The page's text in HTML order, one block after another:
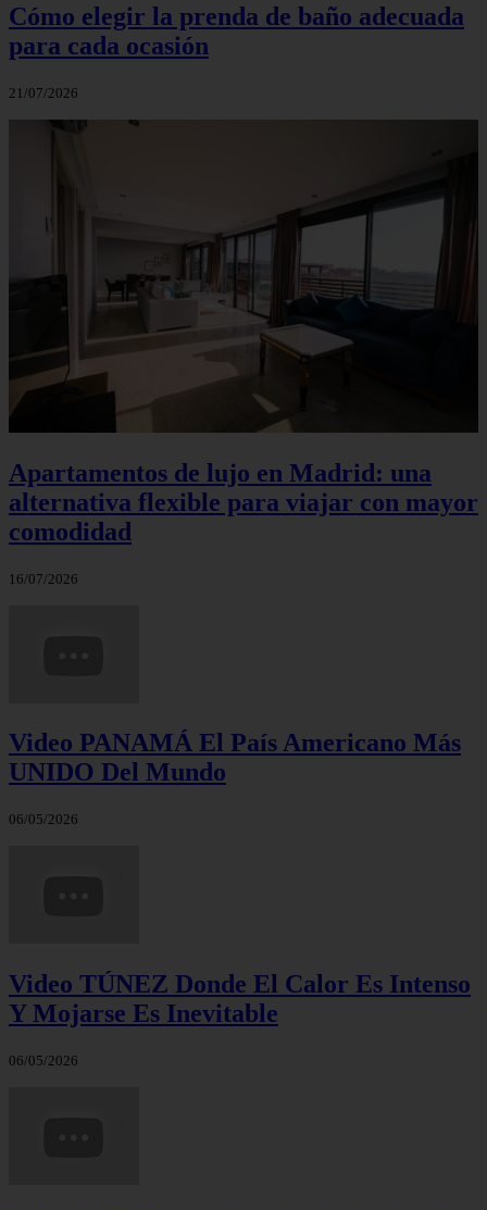
Cómo elegir la prenda de baño adecuada
para cada ocasión
21/07/2026
Apartamentos de lujo en Madrid: una
alternativa flexible para viajar con mayor
comodidad
16/07/2026
Video PANAMÁ El País Americano Más
UNIDO Del Mundo
06/05/2026
Video TÚNEZ Donde El Calor Es Intenso
Y Mojarse Es Inevitable
06/05/2026